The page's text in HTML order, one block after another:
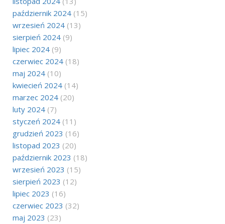
październik 2024 (15)
wrzesień 2024 (13)
sierpień 2024 (9)
lipiec 2024 (9)
czerwiec 2024 (18)
maj 2024 (10)
kwiecień 2024 (14)
marzec 2024 (20)
luty 2024 (7)
styczeń 2024 (11)
grudzień 2023 (16)
listopad 2023 (20)
październik 2023 (18)
wrzesień 2023 (15)
sierpień 2023 (12)
lipiec 2023 (16)
czerwiec 2023 (32)
maj 2023 (23)